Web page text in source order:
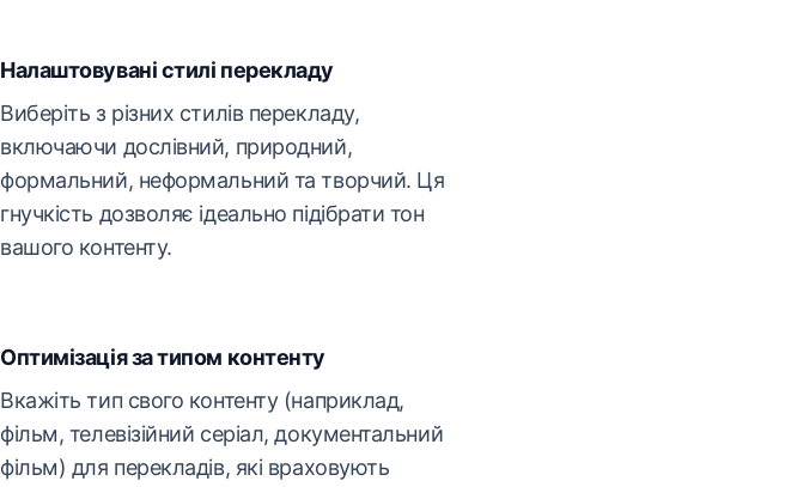
Налаштовувані стилі перекладу
Виберіть з різних стилів перекладу,
включаючи дослівний, природний,
формальний, неформальний та творчий. Ця
гнучкість дозволяє ідеально підібрати тон
вашого контенту.
Оптимізація за типом контенту
Вкажіть тип свого контенту (наприклад,
фільм, телевізійний серіал, документальний
фільм) для перекладів, які враховують